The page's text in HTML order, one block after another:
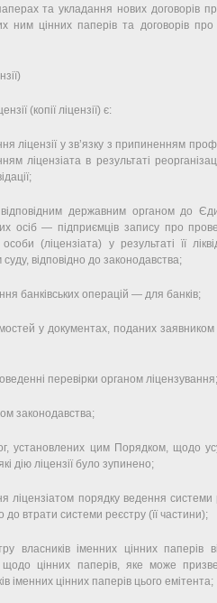
та укладання нових договорів
цінних паперів та договорів про
(копії ліцензії) є:
ліцензії у зв’язку з припиненням
ліцензіата в результаті
державним органом до
осіб — підприємців запису про
(ліцензіата) у результаті її
відповідно до законодавства;
банківських операцій — для банків;
у документах, поданих заявником
перевірки органом ліцензування;
законодавства;
установлених цим Порядком, щодо
дію ліцензії було зупинено;
порядку ведення системи
втрати системи реєстру (її частини);
власників іменних цінних паперів
цінних паперів, яке може
іменних цінних паперів цього емітента;